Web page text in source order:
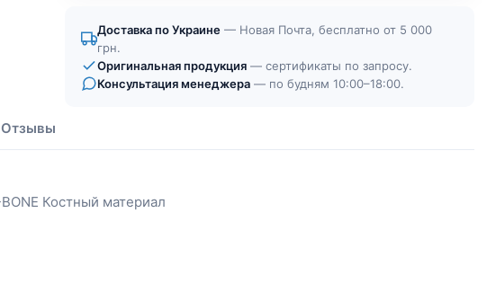
Доставка по Украине — Новая Почта, бесплатно от 5 000
грн.
Оригинальная продукция — сертификаты по запросу.
Консультация менеджера — по будням 10:00–18:00.
Отзывы